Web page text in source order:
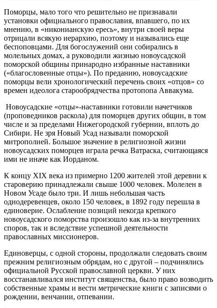
Поморцы, мало того что решительно не признавали
установки официального православия, впавшего, по их
мнению, в «никонианскую ересь», внутри своей веры
отрицали всякую иерархию, поэтому и назывались еще
беспоповцами. Для богослужений они собирались в
молельных домах, а руководили жизнью новоусадской
поморской общины принародно избранные наставники
(«благословенные отцы»). По преданию, новоусадские
поморцы вели хронологический перечень своих «отцов» со
времен идеолога старообрядчества протопопа Аввакума.
Новоусадские «отцы»-наставники готовили начетчиков
(проповедников раскола) для поморцев других общин, в том
числе и за пределами Нижегородской губернии, вплоть до
Сибири. Не зря Новый Усад называли поморской
митрополией. Большое значение в религиозной жизни
новоусадских поморцев играла речка Ватраска, считающаяся
ими не иначе как Иорданом.
К концу XIX века из примерно 1200 жителей этой деревни к
староверию принадлежали свыше 1000 человек. Молелен в
Новом Усаде было три. И лишь небольшая часть
однодеревенцев, около 150 человек, в 1892 году перешла в
единоверие. Ослабление позиций некогда крепкого
новоусадского поморства произошло как из-за внутренних
споров, так и вследствие успешной деятельности
православных миссионеров.
Единоверцы, с одной стороны, продолжали следовать своим
прежним религиозным обрядам, но с другой – подчинялись
официальной Русской православной церкви. У них
восстанавливался институт священства, было право возводить
собственные храмы и вести метрические книги с записями о
рождении, венчании, отпевании.